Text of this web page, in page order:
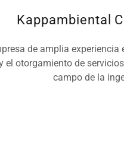
Kappambiental
de amplia
el otorgamiento de
campo de la